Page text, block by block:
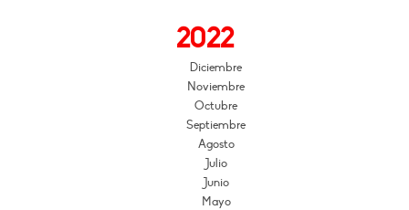
2022
Diciembre
Noviembre
Octubre
Septiembre
Agosto
Julio
Junio
Mayo